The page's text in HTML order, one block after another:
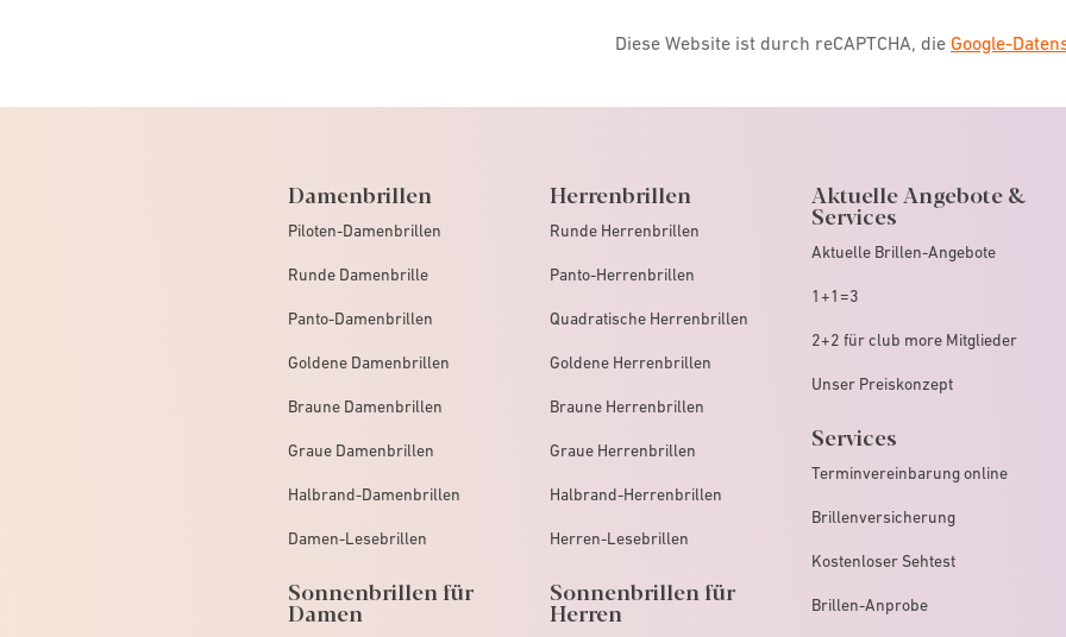
Diese Website ist durch reCAPTCHA, die Google-
Damenbrillen
Piloten-Damenbrillen
Runde Damenbrille
Panto-Damenbrillen
Goldene Damenbrillen
Braune Damenbrillen
Graue Damenbrillen
Halbrand-Damenbrillen
Damen-Lesebrillen
Sonnenbrillen für
Damen
Herrenbrillen
Runde Herrenbrillen
Panto-Herrenbrillen
Quadratische Herrenbrillen
Goldene Herrenbrillen
Braune Herrenbrillen
Graue Herrenbrillen
Halbrand-Herrenbrillen
Herren-Lesebrillen
Sonnenbrillen für
Herren
Aktuelle Angebote &
Services
Aktuelle Brillen-Angebote
1+1=3
2+2 für club more Mitglieder
Unser Preiskonzept
Services
Terminvereinbarung online
Brillenversicherung
Kostenloser Sehtest
Brillen-Anprobe